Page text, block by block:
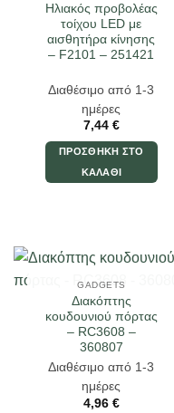
Ηλιακός προβολέας
τοίχου LED με
αισθητήρα κίνησης
– F2101 – 251421
Διαθέσιμο από 1-3
ημέρες
7,44 €
ΠΡΟΣΘΉΚΗ ΣΤΟ
ΚΑΛΆΘΙ
GADGETS
Διακόπτης
κουδουνιού πόρτας
– RC3608 –
360807
Διαθέσιμο από 1-3
ημέρες
4,96 €